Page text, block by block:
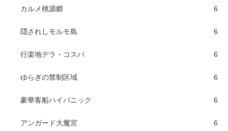
カルメ桃源郷 6
隠されしモルモ島 6
行楽地デラ・コスパ 6
ゆらぎの禁制区域 6
豪華客船ハイパニック 6
アンガード大魔宮 6